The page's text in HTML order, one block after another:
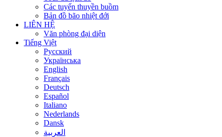
Các tuyến thuyền buồm
Bản đồ bão nhiệt đới
LIÊN HỆ
Văn phòng đại diện
Tiếng Việt
Русский
Українська
English
Français
Deutsch
Español
Italiano
Nederlands
Dansk
العربية